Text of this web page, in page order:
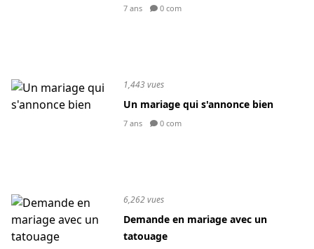
7 ans 0 com
1,443 vues
Un mariage qui s'annonce bien
7 ans 0 com
6,262 vues
Demande en mariage avec un
tatouage